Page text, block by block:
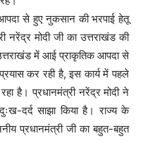
से हुए नुकसान की भरपाई हेतू
नरेंद्र मोदी जी का उत्तराखंड की
में आई प्राकृतिक आपदा से
कर रही है, इस कार्य में पहले
है। प्रधानमंत्री नरेंद्र मोदी ने
दर्द साझा किया है। राज्य के
प्रधानमंत्री जी का बहुत-बहुत